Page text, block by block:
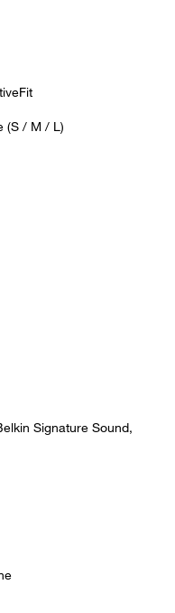
(S / M / L)
Signature Sound,